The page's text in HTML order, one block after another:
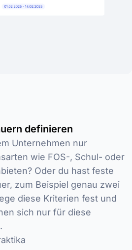
definieren
Unternehmen nur
wie FOS-, Schul- oder
Oder du hast feste
zum Beispiel genau zwei
diese Kriterien fest und
sich nur für diese